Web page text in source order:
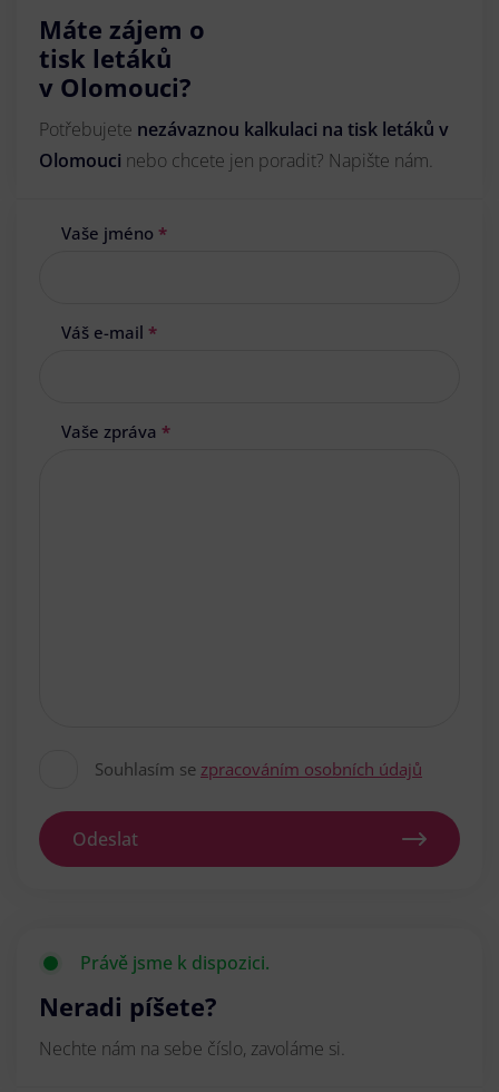
Máte zájem o
tisk letáků
v Olomouci?
Potřebujete nezávaznou kalkulaci na tisk letáků v
Olomouci nebo chcete jen poradit? Napište nám.
Vaše jméno *
Váš e-mail *
Vaše zpráva *
Souhlasím se zpracováním osobních údajů
Odeslat
Právě jsme k dispozici.
Neradi píšete?
Nechte nám na sebe číslo, zavoláme si.